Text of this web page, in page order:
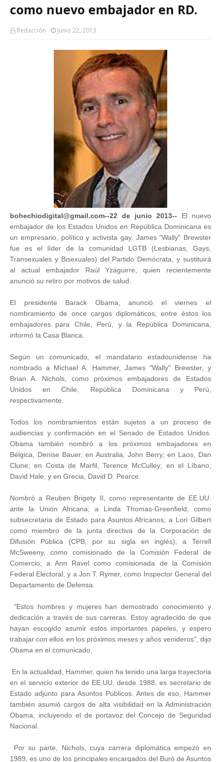
como nuevo embajador en RD.
Redacción Junio 22, 2013
bohechiodigital@gmail.com--22 de junio 2013--
El nuevo
embajador de los Estados Unidos en República Dominicana es
un empresario, político y activista gay. James "Wally" Brewster
fue es el líder de la comunidad LGTB (Lesbianas, Gays,
Transexuales y Bisexuales) del Partido Demócrata, y sustituirá
al actual embajador Raúl Yzaguirre, quien recientemente
anunció su retiro por motivos de salud.
El presidente Barack Obama, anunció el viernes el
nombramiento de once cargos diplomáticos, entre éstos los
embajadores para Chile, Perú, y la República Dominicana,
informó la Casa Blanca.
Según un comunicado, el mandatario estadounidense ha
nombrado a Michael A. Hammer, James "Wally" Brewster, y
Brian A. Nichols, como próximos embajadores de Estados
Unidos en Chile, República Dominicana y Perú,
respectivamente.
Todos los nombramientos están sujetos a un proceso de
audiencias y confirmación en el Senado de Estados Unidos.
Obama también nombró a los próximos embajadores en
Bélgica, Denise Bauer; en Australia, John Berry; en Laos, Dan
Clune; en Costa de Marfil, Terence McCulley; en el Líbano,
David Hale, y en Grecia, David D. Pearce.
Nombró a Reuben Brigety II, como representante de EE.UU.
ante la Unión Africana; a Linda Thomas-Greenfield, como
subsecretaria de Estado para Asuntos Africanos; a Lori Gilbert
como miembro de la junta directiva de la Corporación de
Difusión Pública (CPB, por su sigla en inglés); a Terrell
McSweeny, como comisionado de la Comisión Federal de
Comercio; a Ann Ravel como comisionada de la Comisión
Federal Electoral, y a Jon T. Rymer, como Inspector General del
Departamento de Defensa.
"Estos hombres y mujeres han demostrado conocimiento y
dedicación a través de sus carreras. Estoy agradecido de que
hayan escogido asumir estos importantes papeles, y espero
trabajar con ellos en los próximos meses y años venideros", dijo
Obama en el comunicado.
En la actualidad, Hammer, quien ha tenido una larga trayectoria
en el servicio exterior de EE.UU. desde 1988, es secretario de
Estado adjunto para Asuntos Públicos. Antes de eso, Hammer
también asumió cargos de alta visibilidad en la Administración
Obama, incluyendo el de portavoz del Concejo de Seguridad
Nacional.
Por su parte, Nichols, cuya carrera diplomática empezó en
1989, es uno de los principales encargados del Buró de Asuntos